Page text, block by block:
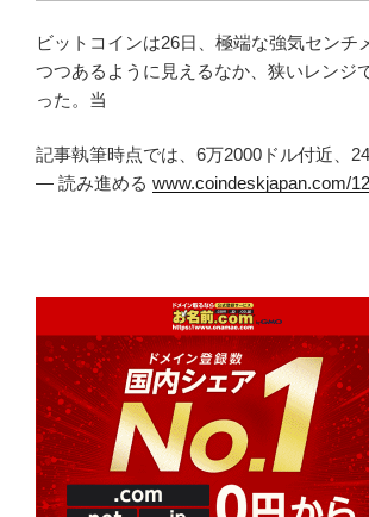
ビットコインは26日、極端な強気センチ
つつあるように見えるなか、狭いレンジ
った。当
記事執筆時点では、6万2000ドル付近、
— 読み進める www.coindeskjapan.com/